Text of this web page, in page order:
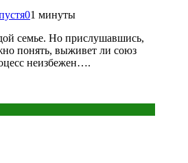
01 минуты
семье. Но прислушавшись,
понять, выживет ли союз
неизбежен….